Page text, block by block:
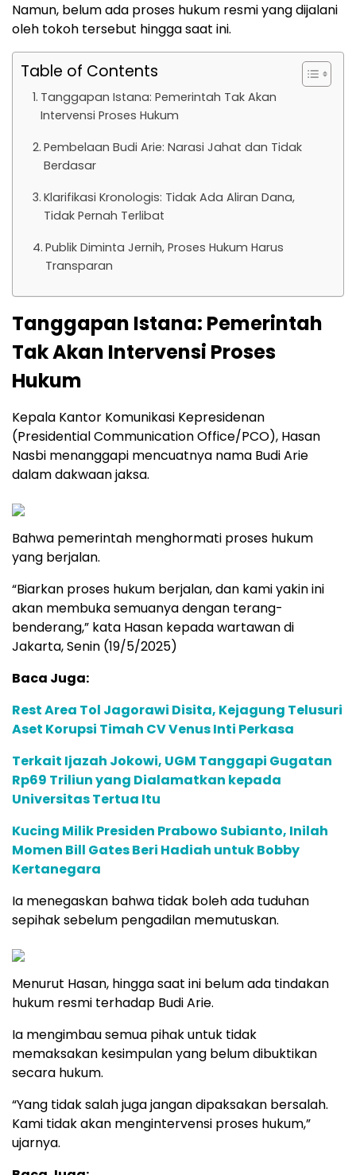
Namun, belum ada proses hukum resmi yang dijalani
oleh tokoh tersebut hingga saat ini.
Table of Contents
Tanggapan Istana: Pemerintah Tak Akan
Intervensi Proses Hukum
Pembelaan Budi Arie: Narasi Jahat dan Tidak
Berdasar
Klarifikasi Kronologis: Tidak Ada Aliran Dana,
Tidak Pernah Terlibat
Publik Diminta Jernih, Proses Hukum Harus
Transparan
Tanggapan Istana: Pemerintah
Tak Akan Intervensi Proses
Hukum
Kepala Kantor Komunikasi Kepresidenan
(Presidential Communication Office/PCO), Hasan
Nasbi menanggapi mencuatnya nama Budi Arie
dalam dakwaan jaksa.
Bahwa pemerintah menghormati proses hukum
yang berjalan.
“Biarkan proses hukum berjalan, dan kami yakin ini
akan membuka semuanya dengan terang-
benderang,” kata Hasan kepada wartawan di
Jakarta, Senin (19/5/2025)
Baca Juga:
Rest Area Tol Jagorawi Disita, Kejagung Telusuri
Aset Korupsi Timah CV Venus Inti Perkasa
Terkait Ijazah Jokowi, UGM Tanggapi Gugatan
Rp69 Triliun yang Dialamatkan kepada
Universitas Tertua Itu
Kucing Milik Presiden Prabowo Subianto, Inilah
Momen Bill Gates Beri Hadiah untuk Bobby
Kertanegara
Ia menegaskan bahwa tidak boleh ada tuduhan
sepihak sebelum pengadilan memutuskan.
Menurut Hasan, hingga saat ini belum ada tindakan
hukum resmi terhadap Budi Arie.
Ia mengimbau semua pihak untuk tidak
memaksakan kesimpulan yang belum dibuktikan
secara hukum.
“Yang tidak salah juga jangan dipaksakan bersalah.
Kami tidak akan mengintervensi proses hukum,”
ujarnya.